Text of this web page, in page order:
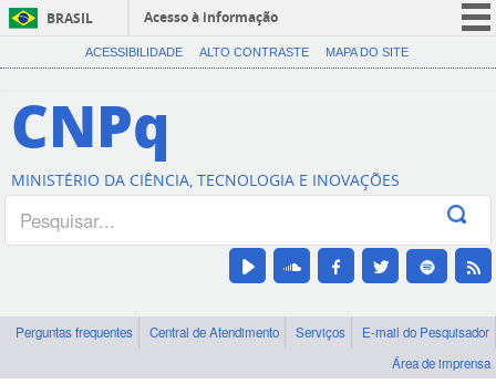
BRASIL
Acesso à informação
CORONAVÍRUS (COVID-19)
Canais
ACESSIBILIDADE ALTO CONTRASTE MAPA DO SITE
CNPq
MINISTÉRIO DA CIÊNCIA, TECNOLOGIA E INOVAÇÕES
Perguntas frequentes Central de Atendimento Serviços
E-mail do Pesquisador
Área de imprensa